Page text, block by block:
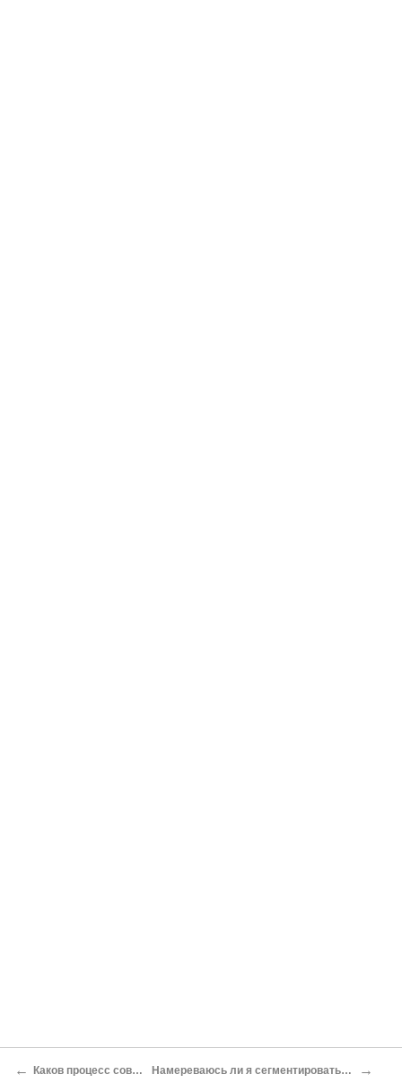
← Каков процесс совершения покупки? Намереваюсь ли я сегментировать рынок? Зачем? Каким образом? →